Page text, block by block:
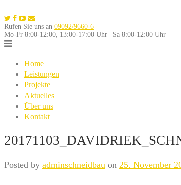
to
content
Rufen Sie uns an 09092/9660-6
Mo-Fr 8:00-12:00, 13:00-17:00 Uhr | Sa 8:00-12:00 Uhr
Home
Leistungen
Projekte
Aktuelles
Über uns
Kontakt
Posted by adminschneidbau on 25. November